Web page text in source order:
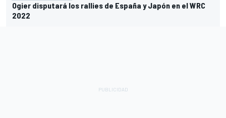
Ogier disputará los rallies de España y Japón en el WRC
2022